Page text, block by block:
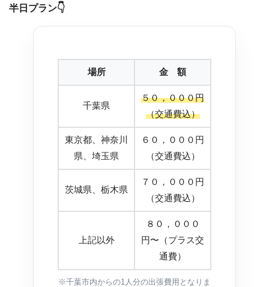
半日プラン👇
場所 金 額
千葉県
５０，０００円
（交通費込）
東京都、神奈川
県、埼玉県
６０，０００円
（交通費込）
茨城県、栃木県
７０，０００円
（交通費込）
上記以外
８０，０００
円〜（プラス交
通費）
※千葉市内からの1人分の出張費用となりま